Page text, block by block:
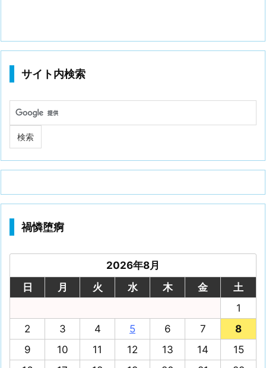
サイト内検索
禍憐堕痾
2026年8月
日
月 火 水 木 金
土
1
2
3 4 5 6 7
8
9
10 11 12 13 14
15